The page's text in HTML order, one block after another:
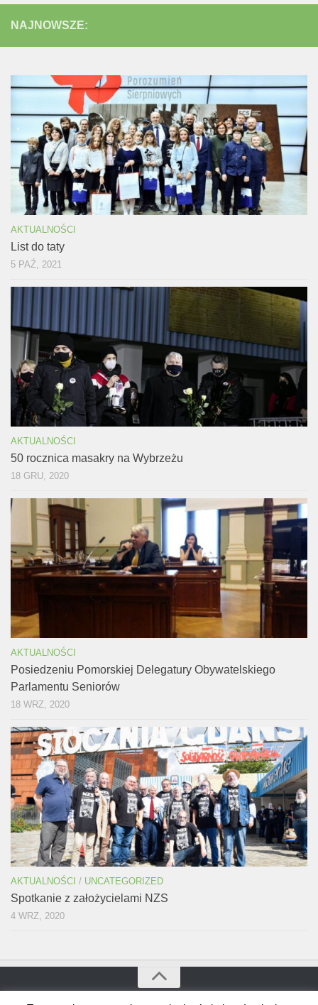
NAJNOWSZE:
AKTUALNOŚCI
List do taty
5 PAŹ, 2021
AKTUALNOŚCI
50 rocznica masakry na Wybrzeżu
18 GRU, 2020
AKTUALNOŚCI
Posiedzeniu Pomorskiej Delegatury Obywatelskiego
Parlamentu Seniorów
18 WRZ, 2020
AKTUALNOŚCI / UNCATEGORIZED
Spotkanie z założycielami NZS
4 WRZ, 2020